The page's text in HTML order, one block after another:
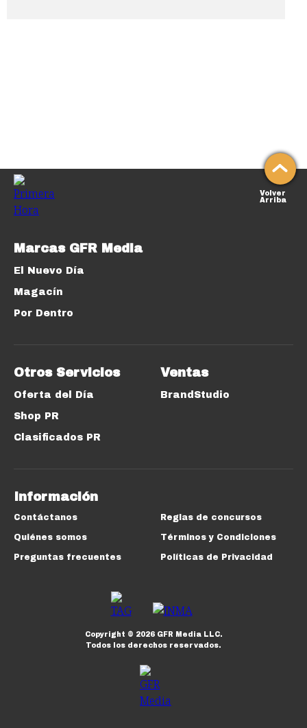
Volver
Arriba
Marcas GFR Media
El Nuevo Día
Magacín
Por Dentro
Otros Servicios
Oferta del Día
Shop PR
Clasificados PR
Ventas
BrandStudio
Información
Contáctanos
Quiénes somos
Preguntas frecuentes
Reglas de concursos
Términos y Condiciones
Políticas de Privacidad
Copyright © 2026GFR Media LLC.
Todos los derechos reservados.